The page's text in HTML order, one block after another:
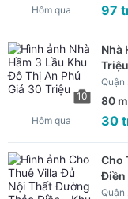
97
Hôm qua
10
Nhà
Triệu
Quận
80 m
30
Hôm qua
Cho
Điền
Quận